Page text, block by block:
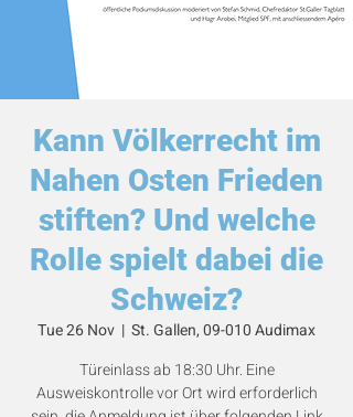
Kann Völkerrecht im
Nahen Osten Frieden
stiften? Und welche
Rolle spielt dabei die
Schweiz?
Tue 26 Nov
  |
St. Gallen, 09-010 Audimax
Türeinlass ab 18:30 Uhr. Eine
Ausweiskontrolle vor Ort wird erforderlich